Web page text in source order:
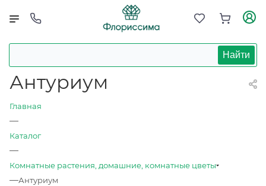
Найти
Антуриум
Главная
—
Каталог
—
Комнатные растения, домашние, комнатные цветы
—Антуриум